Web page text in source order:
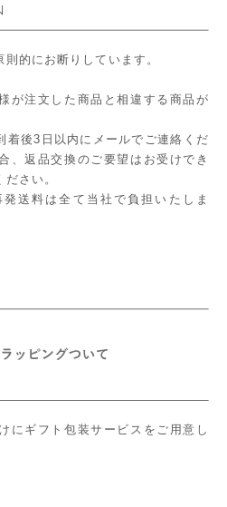
的にお断りしています。
が注文した商品と相違する商品が
着後3日以内にメールでご連絡くだ
、返品交換のご要望はお受けでき
さい。
送料は全て当社で負担いたしま
にギフト包装サービスをご用意し